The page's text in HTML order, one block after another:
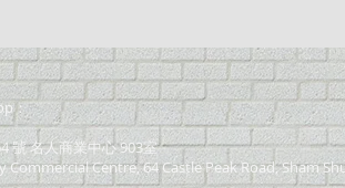
：
號 名人商業中心 903室
Commercial Centre, 64 Castle Peak Road, Sham